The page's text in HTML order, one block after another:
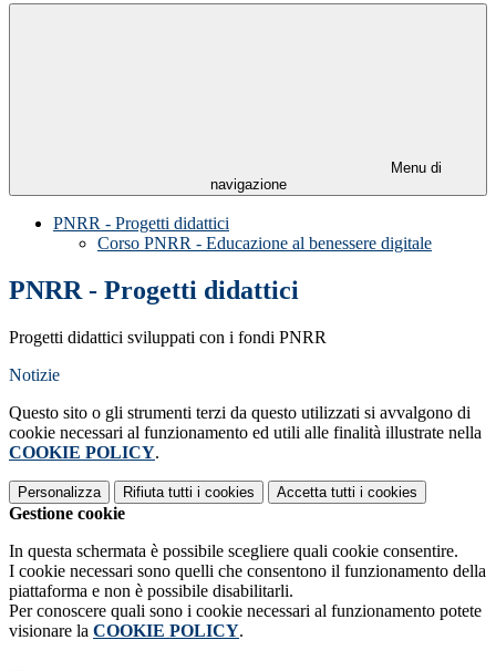
Menu di
navigazione
PNRR - Progetti didattici
Corso PNRR - Educazione al benessere digitale
PNRR - Progetti didattici
Progetti didattici sviluppati con i fondi PNRR
Notizie
Questo sito o gli strumenti terzi da questo utilizzati si avvalgono di
cookie necessari al funzionamento ed utili alle finalità illustrate nella
COOKIE POLICY.
Personalizza Rifiuta tutti i cookies Accetta tutti i cookies
Gestione cookie
In questa schermata è possibile scegliere quali cookie consentire.
I cookie necessari sono quelli che consentono il funzionamento della
piattaforma e non è possibile disabilitarli.
Per conoscere quali sono i cookie necessari al funzionamento potete
visionare la COOKIE POLICY.